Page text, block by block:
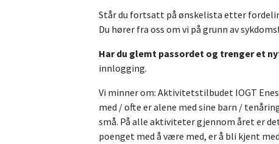
Står du fortsatt på ønskelista etter
Du hører fra oss om vi på grunn av
Har du glemt passordet og trenger et
innlogging.
Vi minner om: Aktivitetstilbudet IOGT
med / ofte er alene med sine barn /
små. På alle aktiviteter gjennom året er
poenget med å være med, er å bli kjent